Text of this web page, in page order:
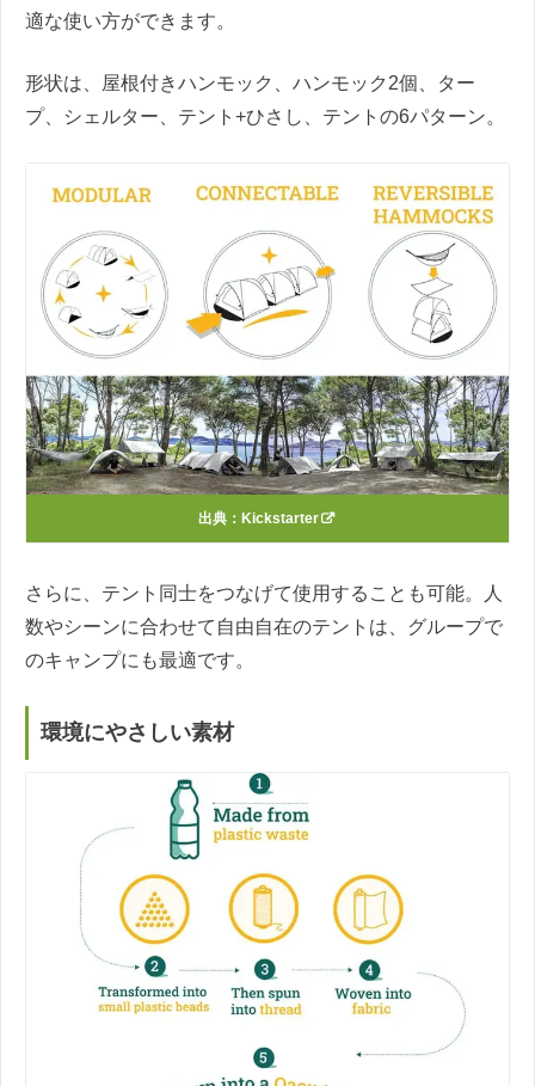
適な使い方ができます。
形状は、屋根付きハンモック、ハンモック2個、ター
プ、シェルター、テント+ひさし、テントの6パターン。
出典： Kickstarter
さらに、テント同士をつなげて使用することも可能。人
数やシーンに合わせて自由自在のテントは、グループで
のキャンプにも最適です。
環境にやさしい素材